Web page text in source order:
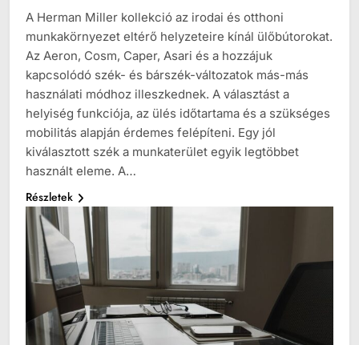
A Herman Miller kollekció az irodai és otthoni
munkakörnyezet eltérő helyzeteire kínál ülőbútorokat.
Az Aeron, Cosm, Caper, Asari és a hozzájuk
kapcsolódó szék- és bárszék-változatok más-más
használati módhoz illeszkednek. A választást a
helyiség funkciója, az ülés időtartama és a szükséges
mobilitás alapján érdemes felépíteni. Egy jól
kiválasztott szék a munkaterület egyik legtöbbet
használt eleme. A…
Részletek